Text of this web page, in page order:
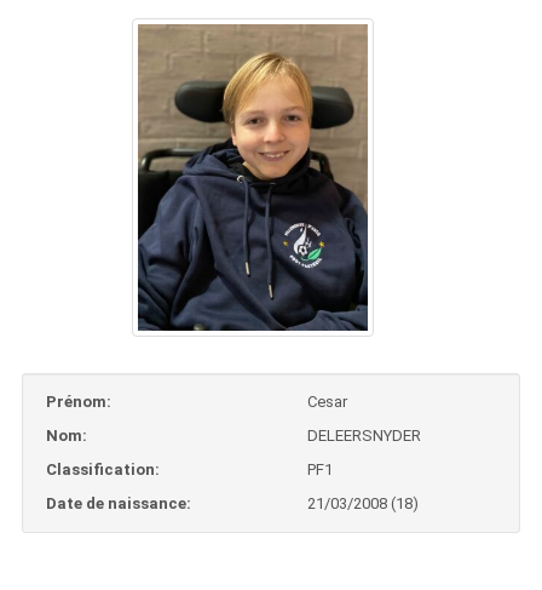
Prénom:
Cesar
Nom:
DELEERSNYDER
Classification:
PF1
Date de naissance:
21/03/2008 (18)